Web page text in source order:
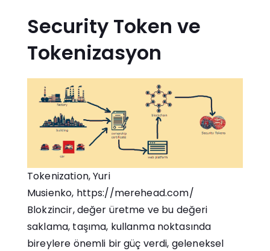
Security Token ve
Tokenizasyon
Tokenization, Yuri
Musienko, https://merehead.com/
Blokzincir, değer üretme ve bu değeri
saklama, taşıma, kullanma noktasında
bireylere önemli bir güç verdi, geleneksel